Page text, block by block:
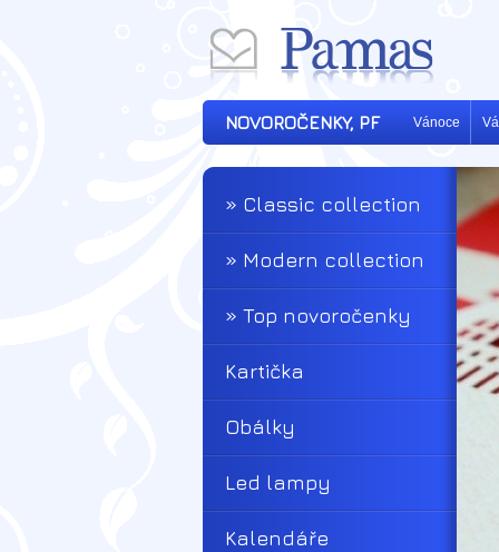
NOVOROČENKY, PF Vánoce
» Classic collection
» Modern collection
» Top novoročenky
Kartička
Obálky
Led lampy
Kalendáře